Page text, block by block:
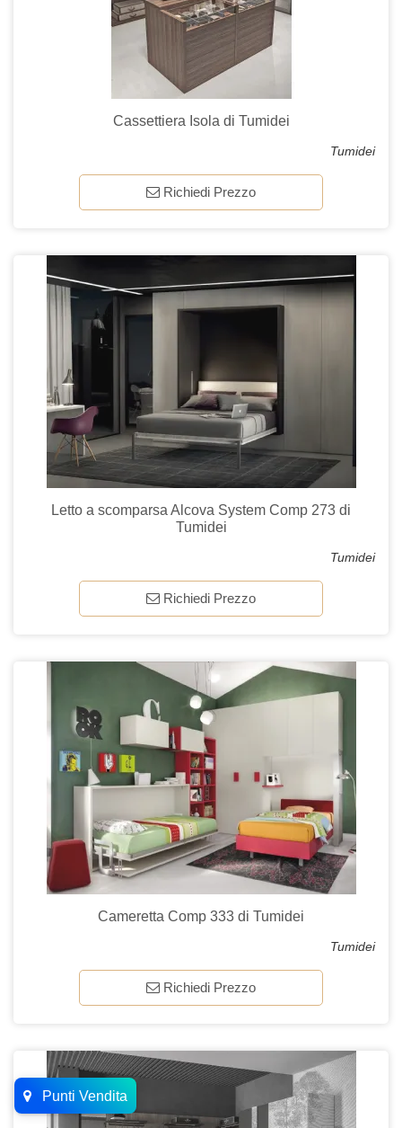
Cassettiera Isola di Tumidei
Tumidei
Richiedi Prezzo
Letto a scomparsa Alcova System Comp 273 di
Tumidei
Tumidei
Richiedi Prezzo
Cameretta Comp 333 di Tumidei
Tumidei
Richiedi Prezzo
Punti Vendita